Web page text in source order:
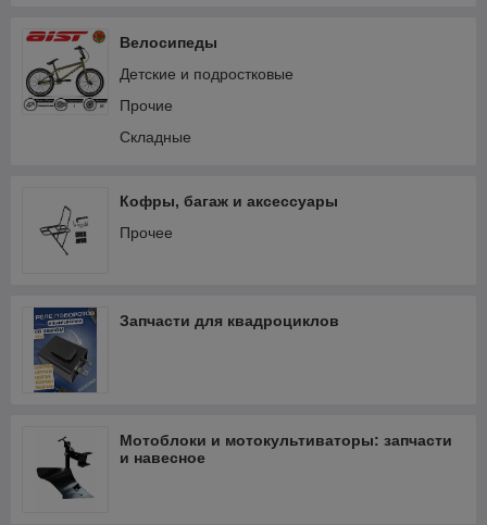
Велосипеды
Детские и подростковые
Прочие
Складные
Кофры, багаж и аксессуары
Прочее
Запчасти для квадроциклов
Мотоблоки и мотокультиваторы: запчасти
и навесное